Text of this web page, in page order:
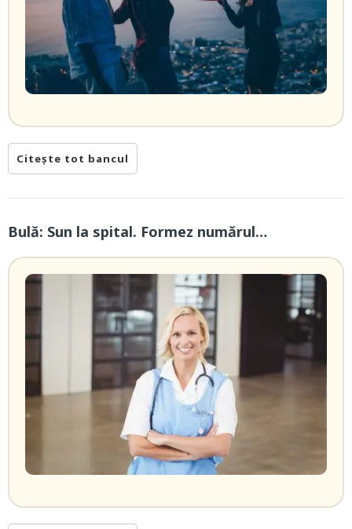
Citește tot bancul
Bulă: Sun la spital. Formez numărul…